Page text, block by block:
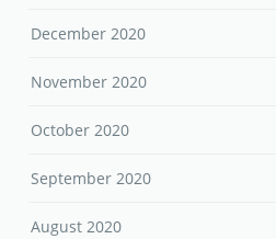
December 2020
November 2020
October 2020
September 2020
August 2020